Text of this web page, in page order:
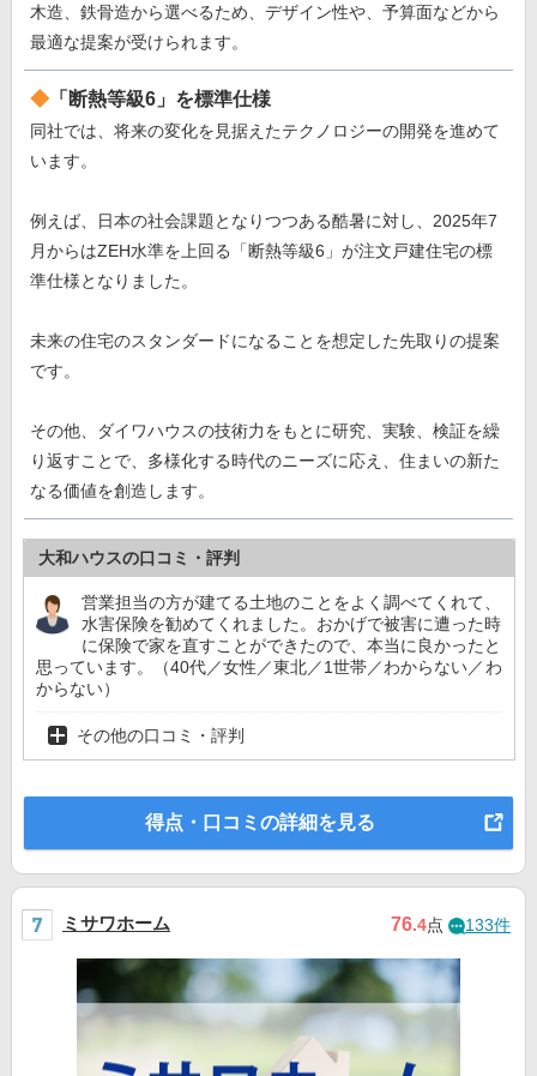
木造、鉄骨造から選べるため、デザイン性や、予算面などから
最適な提案が受けられます。
「断熱等級6」を標準仕様
同社では、将来の変化を見据えたテクノロジーの開発を進めて
います。
例えば、日本の社会課題となりつつある酷暑に対し、2025年7
月からはZEH水準を上回る「断熱等級6」が注文戸建住宅の標
準仕様となりました。
未来の住宅のスタンダードになることを想定した先取りの提案
です。
その他、ダイワハウスの技術力をもとに研究、実験、検証を繰
り返すことで、多様化する時代のニーズに応え、住まいの新た
なる価値を創造します。
大和ハウスの口コミ・評判
営業担当の方が建てる土地のことをよく調べてくれて、
水害保険を勧めてくれました。おかげで被害に遭った時
に保険で家を直すことができたので、本当に良かったと
思っています。（40代／女性／東北／1世帯／わからない／わ
からない）
その他の口コミ・評判
得点・口コミの詳細を見る
ミサワホーム 76.4点 133件